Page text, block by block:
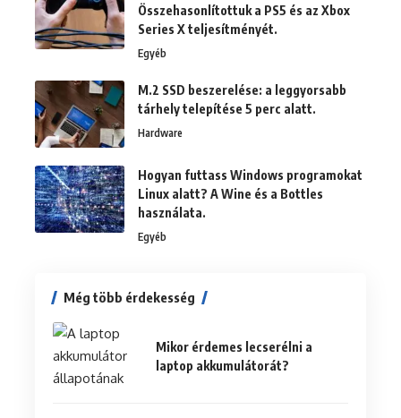
Összehasonlítottuk a PS5 és az Xbox
Series X teljesítményét.
Egyéb
M.2 SSD beszerelése: a leggyorsabb
tárhely telepítése 5 perc alatt.
Hardware
Hogyan futtass Windows programokat
Linux alatt? A Wine és a Bottles
használata.
Egyéb
Még több érdekesség
Mikor érdemes lecserélni a
laptop akkumulátorát?